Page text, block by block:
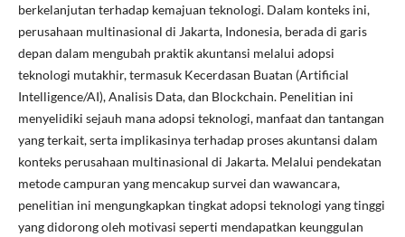
berkelanjutan terhadap kemajuan teknologi. Dalam konteks ini,
perusahaan multinasional di Jakarta, Indonesia, berada di garis
depan dalam mengubah praktik akuntansi melalui adopsi
teknologi mutakhir, termasuk Kecerdasan Buatan (Artificial
Intelligence/AI), Analisis Data, dan Blockchain. Penelitian ini
menyelidiki sejauh mana adopsi teknologi, manfaat dan tantangan
yang terkait, serta implikasinya terhadap proses akuntansi dalam
konteks perusahaan multinasional di Jakarta. Melalui pendekatan
metode campuran yang mencakup survei dan wawancara,
penelitian ini mengungkapkan tingkat adopsi teknologi yang tinggi
yang didorong oleh motivasi seperti mendapatkan keunggulan